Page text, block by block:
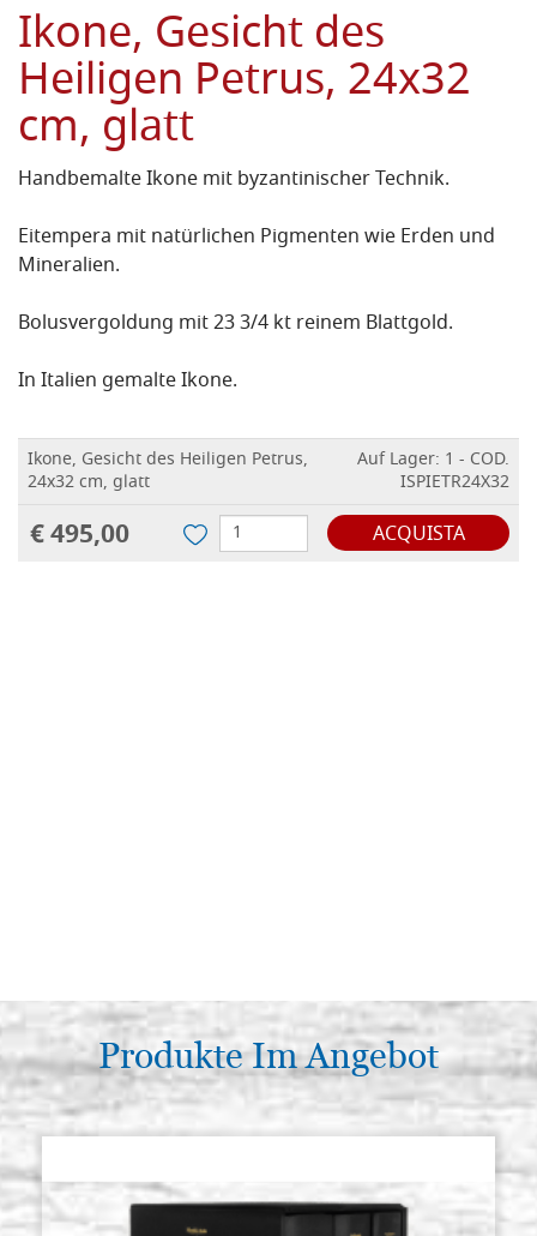
Ikone, Gesicht des
Heiligen Petrus, 24x32
cm, glatt
Handbemalte Ikone mit byzantinischer Technik.
Eitempera mit natürlichen Pigmenten wie Erden und
Mineralien.
Bolusvergoldung mit 23 3/4 kt reinem Blattgold.
In Italien gemalte Ikone.
Ikone, Gesicht des Heiligen Petrus,
24x32 cm, glatt
Auf Lager: 1 - COD.
ISPIETR24X32
€ 495,00 ACQUISTA
Produkte Im Angebot